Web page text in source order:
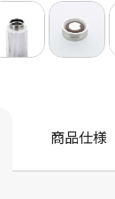
商品仕様